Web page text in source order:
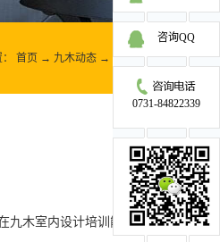
首页 → 九木动态 → 校友故事
更多>>
工装在九木室内设计培训能学到东西吗?
咨询QQ
0731-84822339